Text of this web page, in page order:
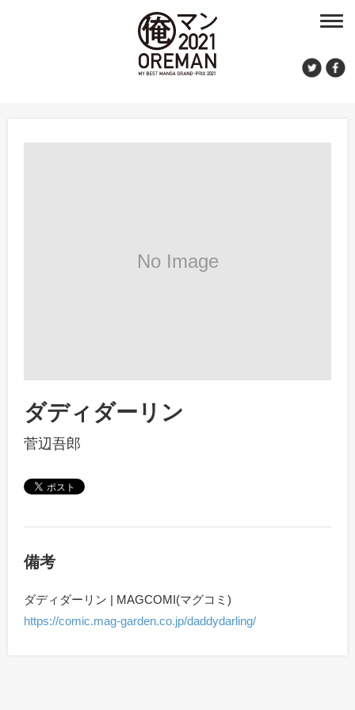
ダディダーリン
菅辺吾郎
備考
ダディダーリン | MAGCOMI(マグコミ)
https://comic.mag-garden.co.jp/daddydarling/